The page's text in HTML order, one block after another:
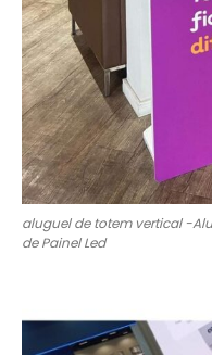
aluguel de totem vertical -
de Painel Led